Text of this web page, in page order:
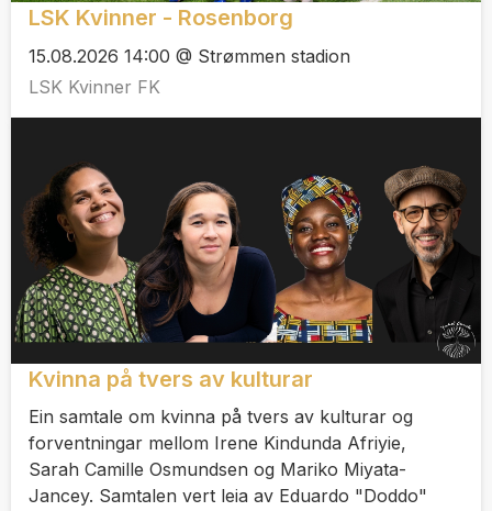
LSK Kvinner - Rosenborg
15.08.2026 14:00 @ Strømmen stadion
LSK Kvinner FK
Kvinna på tvers av kulturar
Ein samtale om kvinna på tvers av kulturar og
forventningar mellom Irene Kindunda Afriyie,
Sarah Camille Osmundsen og Mariko Miyata-
Jancey. Samtalen vert leia av Eduardo "Doddo"